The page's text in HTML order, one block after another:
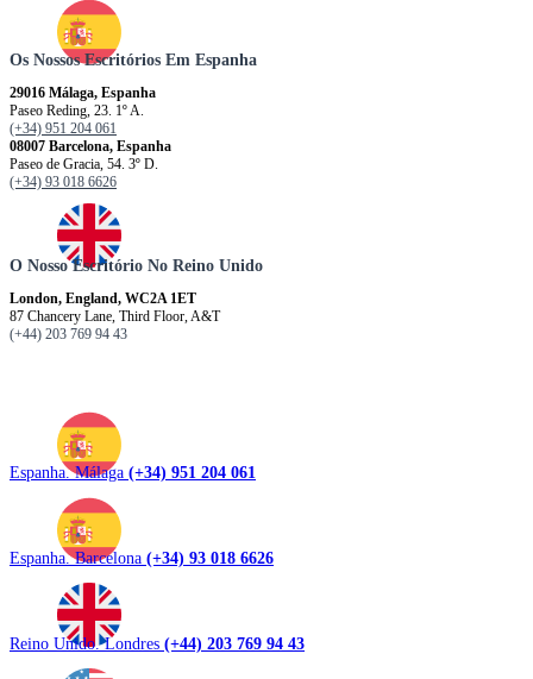
Os Nossos Escritórios Em Espanha
29016 Málaga, Espanha
Paseo Reding, 23. 1º A.
(+34) 951 204 061
08007 Barcelona, ​​​​​Espanha
Paseo de Gracia, 54. 3º D.
(+34) 93 018 6626
O Nosso Escritório No Reino Unido
London, England, WC2A 1ET
87 Chancery Lane, Third Floor, A&T
(+44) 203 769 94 43
Espanha. Málaga (+34) 951 204 061
Espanha. Barcelona (+34) 93 018 6626
Reino Unido. Londres (+44) 203 769 94 43